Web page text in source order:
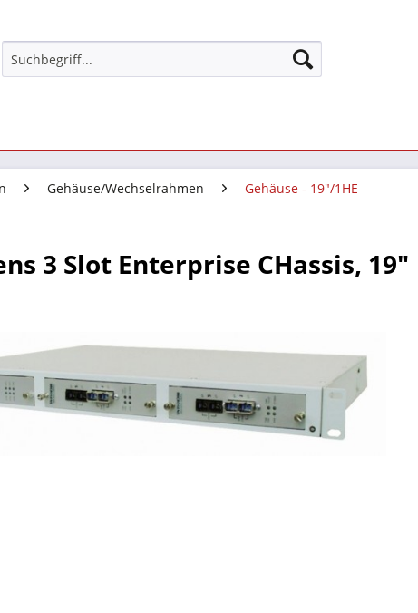
Gehäuse/Wechselrahmen Gehäuse - 19"/1HE
3 Slot Enterprise CHassis, 19"